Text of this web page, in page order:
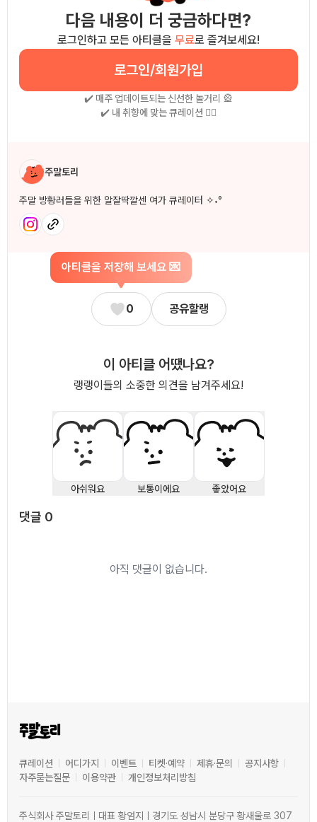
다음 내용이 더 궁금하다면?
로그인하고 모든 아티클을 무료로 즐겨보세요!
로그인/회원가입
✔️ 매주 업데이트되는 신선한 놀거리 🎡
✔️ 내 취향에 맞는 큐레이션 🧚‍♀
작성자 소개
주말토리
주말 방황러들을 위한 알잘딱깔센 여가 큐레이터 ✧˖°
아티클을 저장해 보세요 💌
0 공유할랭
이 아티클 어땠나요?
랭랭이들의 소중한 의견을 남겨주세요!
아쉬워요 보통이에요 좋았어요
댓글 0
아직 댓글이 없습니다.
큐레이션 어디가지 이벤트 티켓·예약 제휴·문의
공지사항
자주묻는질문
이용약관 개인정보처리방침
주식회사 주말토리ㅣ대표 황엄지ㅣ경기도 성남시 분당구 황새울로 307